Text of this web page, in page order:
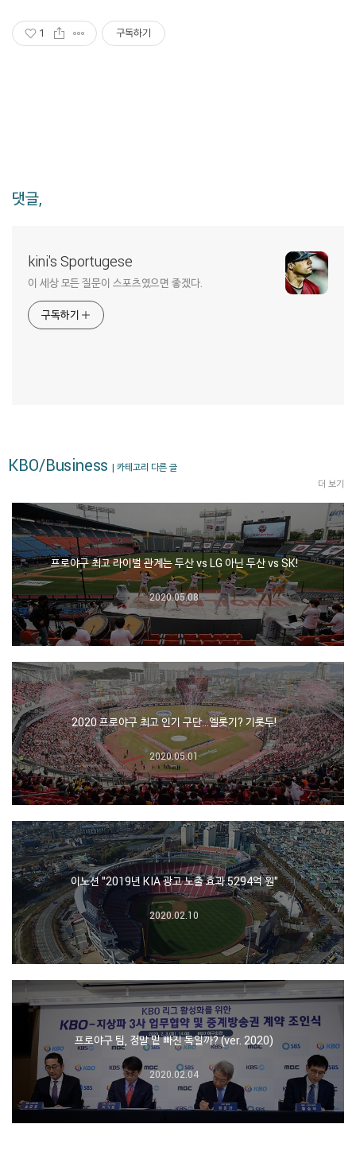
1 구독하기
댓글,
kini's Sportugese
이 세상 모든 질문이 스포츠였으면 좋겠다.
구독하기
KBO/Business | 카테고리 다른 글
더 보기
프로야구 최고 라이벌 관계는 두산 vs LG 아닌 두산 vs SK!
2020.05.08
2020 프로야구 최고 인기 구단…엘롯기? 기롯두!
2020.05.01
이노션 "2019년 KIA 광고 노출 효과 5294억 원"
2020.02.10
프로야구 팀, 정말 밑 빠진 독일까? (ver. 2020)
2020.02.04